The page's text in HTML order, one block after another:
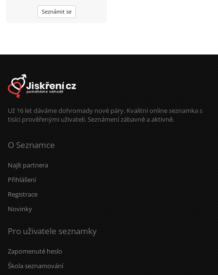
Seznámit se
Už 16 let dáváme dohromady nové páry. Kvalitní online seznamka s
tisíci prověřenými uživateli. Seznámení zábavně a aktivně.
O Seznamce
Najít partnera
Přihlášení
Registrace
Novinky
Pro uživatele seznamky
Zapomenuté heslo
Škola seznamování